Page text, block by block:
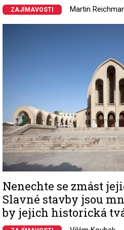
ZAJÍMAVOSTI Martin
Nenechte se zmást
Slavné stavby jsou
by jejich historická